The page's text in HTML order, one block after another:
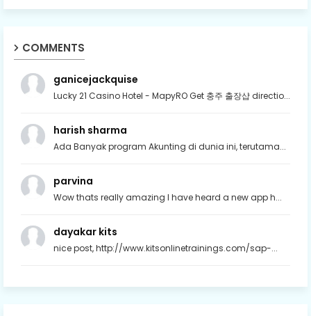
COMMENTS
ganicejackquise
Lucky 21 Casino Hotel - MapyRO Get 충주 출장샵 directio...
harish sharma
Ada Banyak program Akunting di dunia ini, terutama...
parvina
Wow thats really amazing I have heard a new app h...
dayakar kits
nice post, http://www.kitsonlinetrainings.com/sap-...